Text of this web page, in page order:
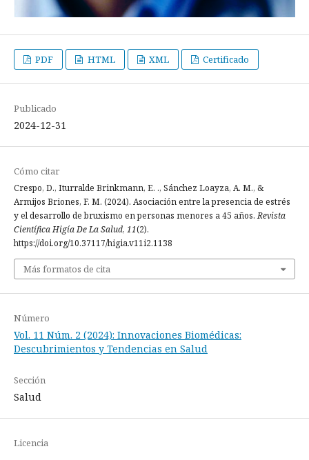
PDF HTML XML Certificado
Publicado
2024-12-31
Cómo citar
Crespo, D., Iturralde Brinkmann, E. ., Sánchez Loayza, A. M., &
Armijos Briones, F. M. (2024). Asociación entre la presencia de estrés
y el desarrollo de bruxismo en personas menores a 45 años.Revista
Científica Higía De La Salud, 11(2).
https://doi.org/10.37117/higia.v11i2.1138
Más formatos de cita
Número
Vol. 11 Núm. 2 (2024): Innovaciones Biomédicas:
Descubrimientos y Tendencias en Salud
Sección
Salud
Licencia